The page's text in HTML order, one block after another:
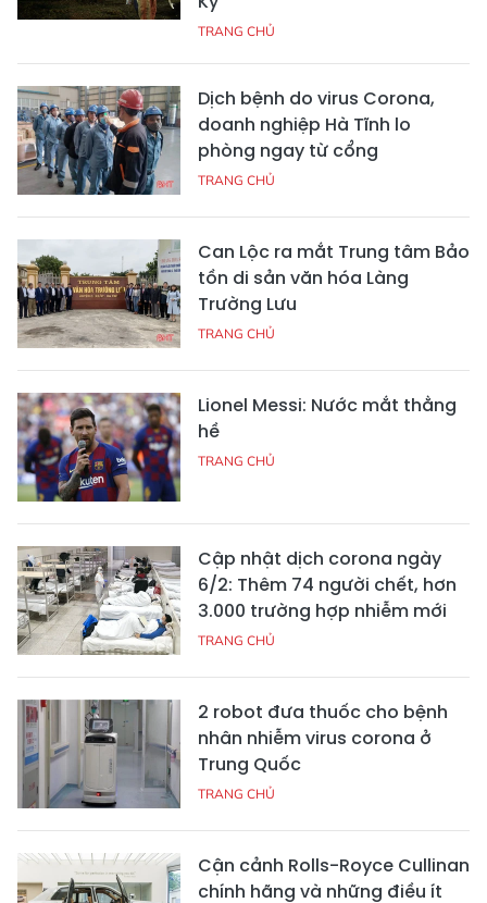
TRANG CHỦ
Dịch bệnh do virus Corona,
doanh nghiệp Hà Tĩnh lo
phòng ngay từ cổng
TRANG CHỦ
Can Lộc ra mắt Trung tâm Bảo
tồn di sản văn hóa Làng
Trường Lưu
TRANG CHỦ
Lionel Messi: Nước mắt thằng
hề
TRANG CHỦ
Cập nhật dịch corona ngày
6/2: Thêm 74 người chết, hơn
3.000 trường hợp nhiễm mới
TRANG CHỦ
2 robot đưa thuốc cho bệnh
nhân nhiễm virus corona ở
Trung Quốc
TRANG CHỦ
Cận cảnh Rolls-Royce Cullinan
chính hãng và những điều ít